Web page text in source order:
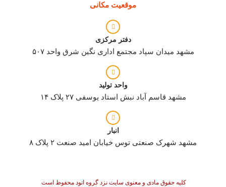
موقعیت مکانی
دفتر مرکزی
مشهد میدان سپاد مجتمع اداری نگین شرق واحد ۵۰۷
واحد تولید
مشهد قاسم آباد نبش استاد یوسفی ۲۷ پلاک ۱۴
انبار
مشهد شهرک صنعتی توس خیابان امید صنعت ۲ پلاک ۸
کلیه حقوق مادی و معنوی سایت نزد گروه اتود محفوظ است